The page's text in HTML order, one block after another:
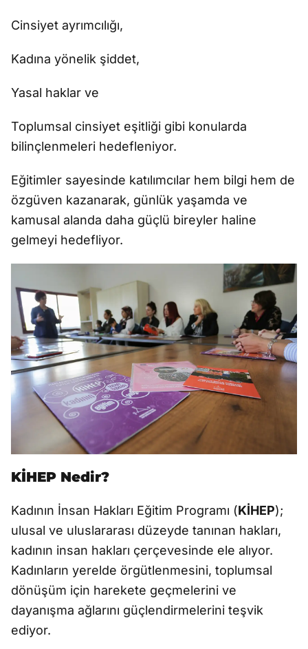
Cinsiyet ayrımcılığı,
Kadına yönelik şiddet,
Yasal haklar ve
Toplumsal cinsiyet eşitliği gibi konularda
bilinçlenmeleri hedefleniyor.
Eğitimler sayesinde katılımcılar hem bilgi hem de
özgüven kazanarak, günlük yaşamda ve
kamusal alanda daha güçlü bireyler haline
gelmeyi hedefliyor.
KİHEP Nedir?
Kadının İnsan Hakları Eğitim Programı (KİHEP);
ulusal ve uluslararası düzeyde tanınan hakları,
kadının insan hakları çerçevesinde ele alıyor.
Kadınların yerelde örgütlenmesini, toplumsal
dönüşüm için harekete geçmelerini ve
dayanışma ağlarını güçlendirmelerini teşvik
ediyor.